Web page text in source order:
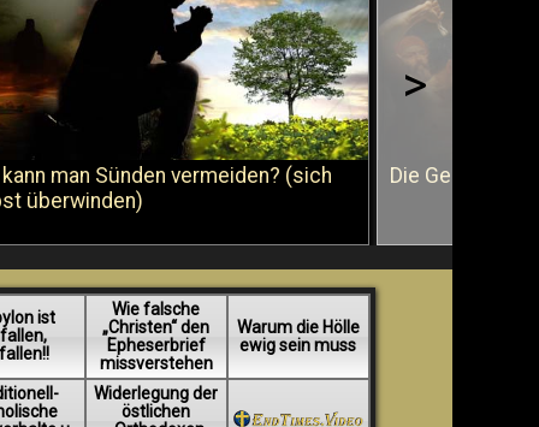
man Sünden vermeiden? (sich
überwinden)
Die Geißelung
>
ist
Wie falsche
„Christen“ den
Epheserbrief
missverstehen
Warum die Hölle
ewig sein muss
Widerlegung der
östlichen